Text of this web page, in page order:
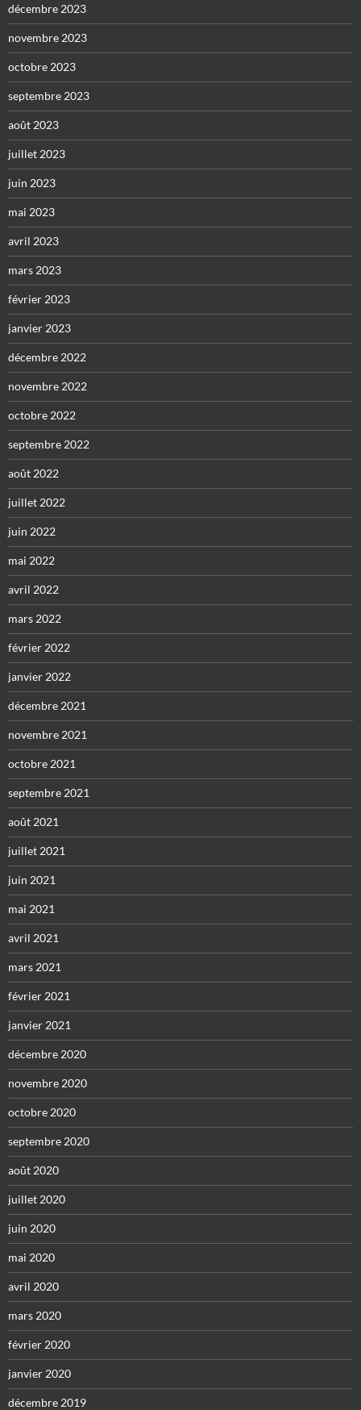
décembre 2023
novembre 2023
octobre 2023
septembre 2023
août 2023
juillet 2023
juin 2023
mai 2023
avril 2023
mars 2023
février 2023
janvier 2023
décembre 2022
novembre 2022
octobre 2022
septembre 2022
août 2022
juillet 2022
juin 2022
mai 2022
avril 2022
mars 2022
février 2022
janvier 2022
décembre 2021
novembre 2021
octobre 2021
septembre 2021
août 2021
juillet 2021
juin 2021
mai 2021
avril 2021
mars 2021
février 2021
janvier 2021
décembre 2020
novembre 2020
octobre 2020
septembre 2020
août 2020
juillet 2020
juin 2020
mai 2020
avril 2020
mars 2020
février 2020
janvier 2020
décembre 2019